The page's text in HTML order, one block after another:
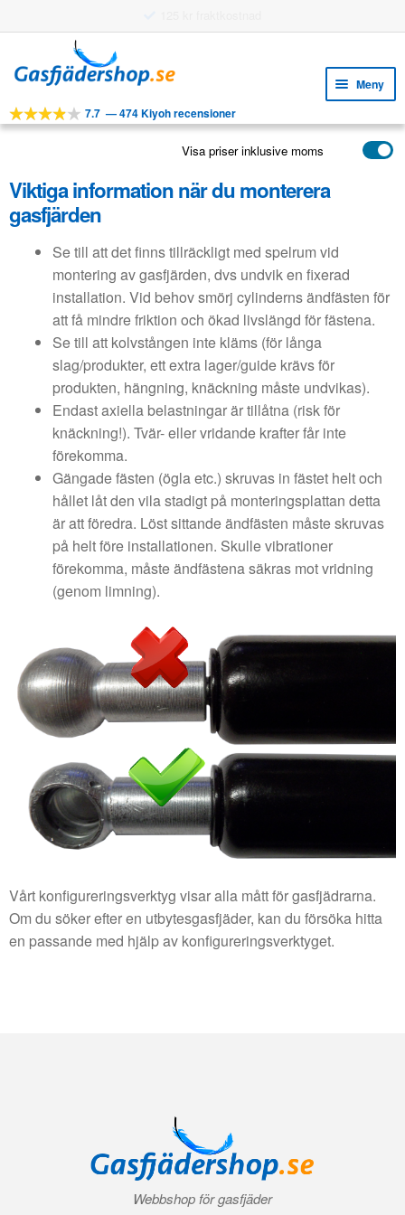
till
navigering
till
innehåll
Meny
VERKTYG
APPLIKATIONER
KUNDSERVICE
7.7 —474 Kiyoh recensioner
Visa priser inklusive moms
Viktiga information när du monterera
gasfjärden
Se till att det finns tillräckligt med spelrum vid
montering av gasfjärden, dvs undvik en fixerad
installation. Vid behov smörj cylinderns ändfästen för
att få mindre friktion och ökad livslängd för fästena.
Se till att kolvstången inte kläms (för långa
slag/produkter, ett extra lager/guide krävs för
produkten, hängning, knäckning måste undvikas).
Endast axiella belastningar är tillåtna (risk för
knäckning!). Tvär- eller vridande krafter får inte
förekomma.
Gängade fästen (ögla etc.) skruvas in fästet helt och
hållet låt den vila stadigt på monteringsplattan detta
är att föredra. Löst sittande ändfästen måste skruvas
på helt före installationen. Skulle vibrationer
förekomma, måste ändfästena säkras mot vridning
(genom limning).
Vårt konfigureringsverktyg visar alla mått för gasfjädrarna.
Om du söker efter en utbytesgasfjäder, kan du försöka hitta
en passande med hjälp av konfigureringsverktyget.
Webbshop för gasfjäder